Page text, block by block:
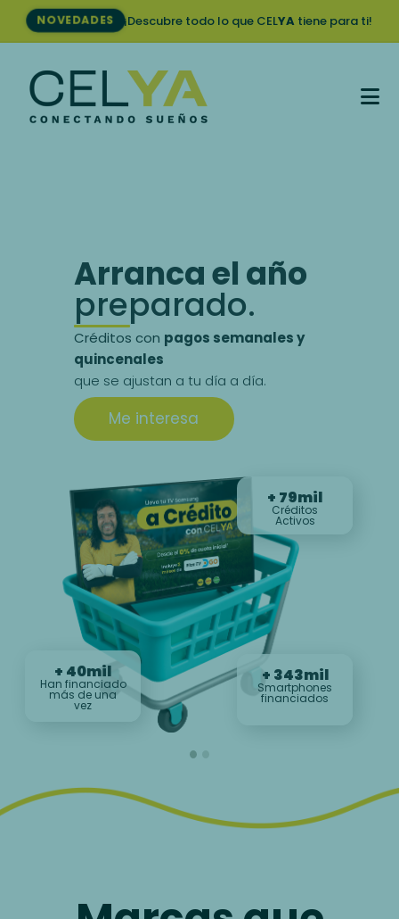
NOVEDADES ¡Descubre todo lo que CELYA tiene para ti!
Arranca el año
preparado.
Créditos con pagos semanales y
quincenales
que se ajustan a tu día a día.
Me interesa
+ 80mil
Créditos
Activos
+ 40mil
Han financiado
más de una
vez
+ 350mil
Smartphones
financiados